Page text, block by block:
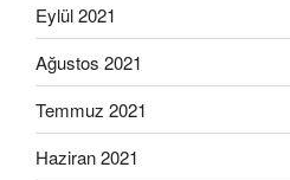
Eylül 2021
Ağustos 2021
Temmuz 2021
Haziran 2021